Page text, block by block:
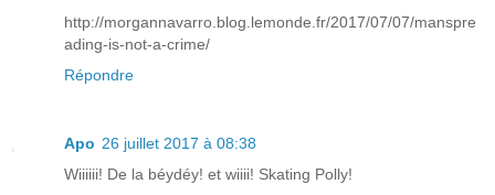
http://morgannavarro.blog.lemonde.fr/2017/07/07/manspre
ading-is-not-a-crime/
Répondre
Apo 26 juillet 2017 à 08:38
Wiiiiii! De la béydéy! et wiiii! Skating Polly!